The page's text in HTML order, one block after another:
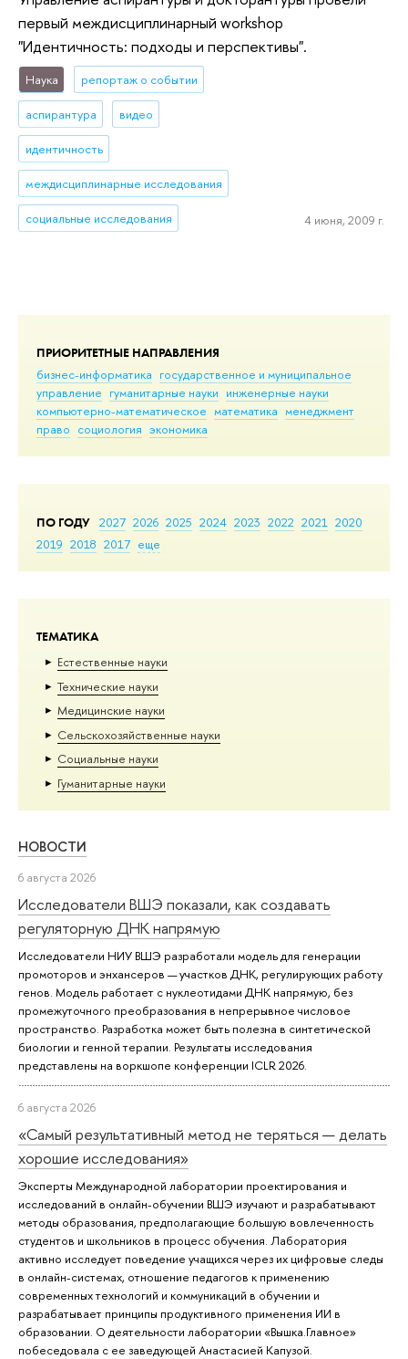
ПРИОРИТЕТНЫЕ НАПРАВЛЕНИЯ
бизнес-информатика государственное и муниципальное
управление гуманитарные науки инженерные науки
компьютерно-математическое математика менеджмент
право социология экономика
ПО ГОДУ 2027 2026 2025 2024 2023 2022 2021 2020
2019 2018 2017 еще
ТЕМАТИКА
Естественные науки
Тех­ничес­кие науки
Медицинские науки
Сельскохозяйственные науки
Социальные науки
Гуманитарные науки
НОВОСТИ
6 августа 2026
Исследователи ВШЭ показали, как создавать
регуляторную ДНК напрямую
Исследователи НИУ ВШЭ разработали модель для генерации
промоторов и энхансеров — участков ДНК, регулирующих работу
генов. Модель работает с нуклеотидами ДНК напрямую, без
промежуточного преобразования в непрерывное числовое
пространство. Разработка может быть полезна в синтетической
биологии и генной терапии. Результаты исследования
представлены на воркшопе конференции ICLR 2026.
6 августа 2026
«Самый результативный метод не теряться — делать
хорошие исследования»
Эксперты Международной лаборатории проектирования и
исследований в онлайн-обучении ВШЭ изучают и разрабатывают
методы образования, предполагающие большую вовлеченность
студентов и школьников в процесс обучения. Лаборатория
активно исследует поведение учащихся через их цифровые следы
в онлайн-системах, отношение педагогов к применению
современных технологий и коммуникаций в обучении и
разрабатывает принципы продуктивного применения ИИ в
образовании. О деятельности лаборатории «Вышка.Главное»
побеседовала с ее заведующей Анастасией Капузой.
первый междисциплинарный workshop
"Идентичность: подходы и перспективы".
Наука репортаж о событии
аспирантура видео
идентичность
междисциплинарные исследования
социальные исследования 4 июня, 2009 г.